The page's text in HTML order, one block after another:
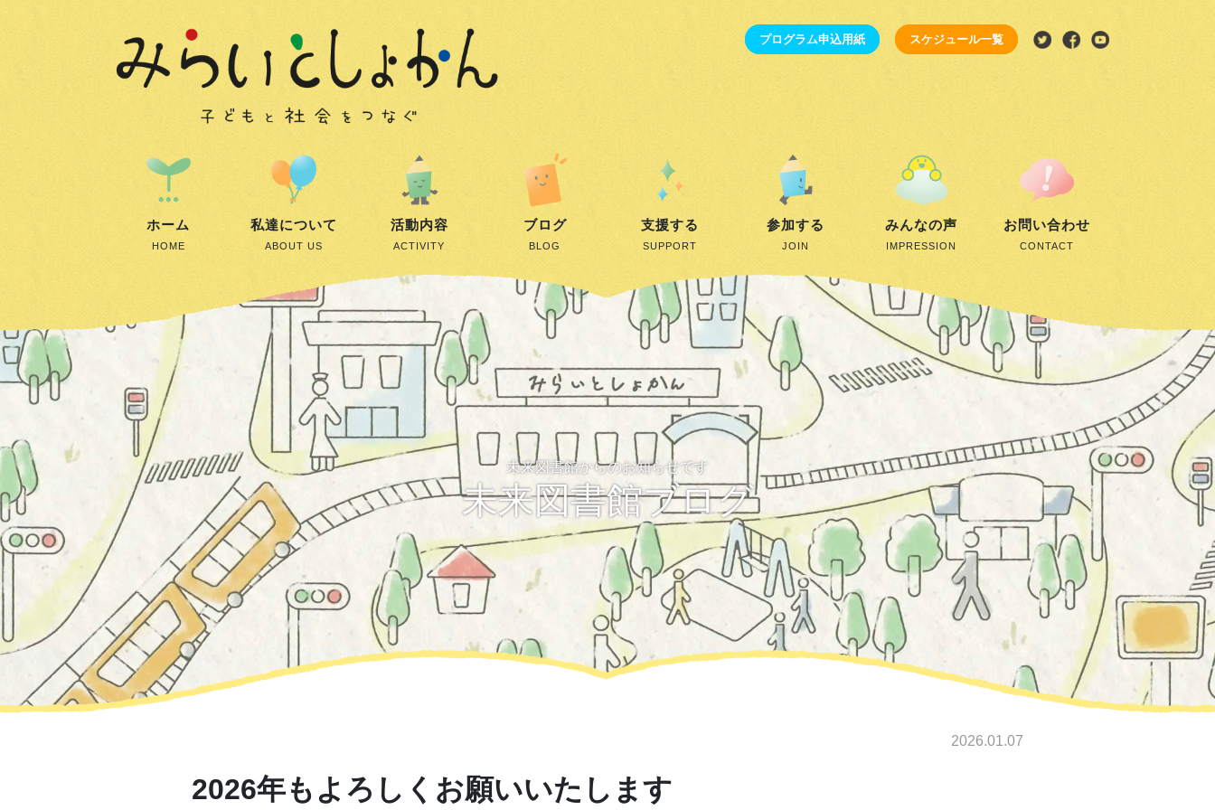
プログラム申込用紙 スケジュール一覧
ホーム
HOME
私達について
ABOUT US
活動内容
ACTIVITY
ブログ
BLOG
支援する
SUPPORT
参加する
JOIN
みんなの声
IMPRESSION
お問い合わせ
CONTACT
未来図書館からのお知らせです
未来図書館ブログ
2026.01.07
2026年もよろしくお願いいたします